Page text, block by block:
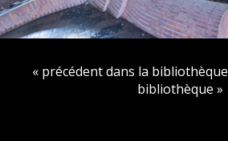
« précédent dans la bibliothèque
bibliothèque »